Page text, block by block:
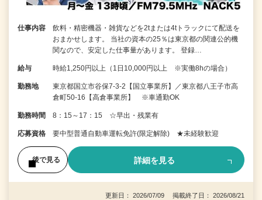
仕事内容
飲料・精密機器・雑貨などを2tまたは4tトラックにて配送を
おまかせします。 当社の資本の25％は東京都の関連公的機
関なので、安定した仕事量があります。 登録…
給与 時給1,250円以上（1日10,000円以上 ※実働8hの場合）
勤務地
東京都国立市谷保7-3-2【国立事業所】／東京都八王子市高
倉町50-16【高倉事業所】 ※車通勤OK
勤務時間 8：15～17：15 ☆早出・残業有
応募資格 要中型普通自動車運転免許(限定解除) ★未経験歓迎
後で見る 詳細を見る
更新日： 2026/07/09 掲載終了日： 2026/08/21